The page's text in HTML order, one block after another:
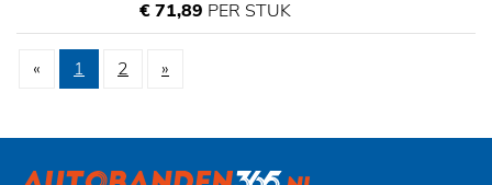
€ 71,89 PER STUK
« 1 2 »